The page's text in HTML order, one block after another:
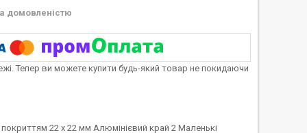
домовленістю
Тепер ви можете купити будь-який товар не покидаючи
22 x 22 мм Алюмінієвий край 2 Маленькі